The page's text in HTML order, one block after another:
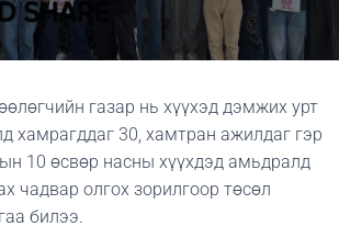
газар нь хүүхэд дэмжих урт
хамрагддаг 30, хамтран ажилдаг гэр
10 өсвөр насны хүүхдэд амьдралд
чадвар олгох зорилгоор төсөл
билээ.